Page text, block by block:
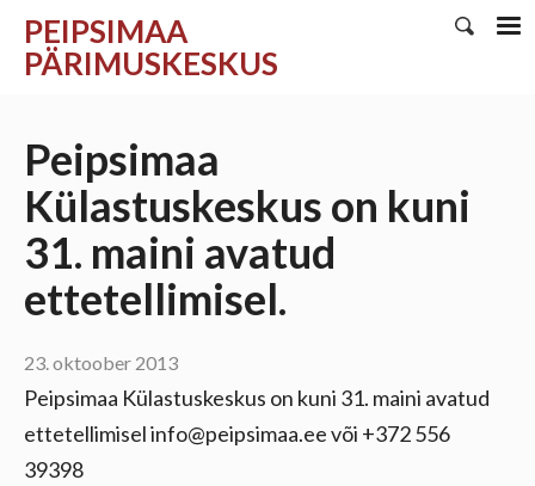
PEIPSIMAA
PÄRIMUSKESKUS
Peipsimaa
Külastuskeskus on kuni
31. maini avatud
ettetellimisel.
23. oktoober 2013
Peipsimaa Külastuskeskus on kuni 31. maini avatud
ettetellimisel info@peipsimaa.ee või +372 556
39398